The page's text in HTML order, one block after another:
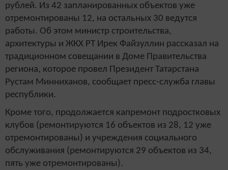
рублей. Из 42 запланированных объектов уже
отремонтированы 12, на остальных 30 ведутся
работы. Об этом министр строительства,
архитектуры и ЖКХ РТ Ирек Файзуллин рассказал на
традиционном совещании в Доме Правительства
региона, которое провел Президент Татарстана
Рустам Минниханов, сообщает пресс-служба главы
республики.
Кроме того, продолжается капремонт подростковых
клубов (ремонтируются 16 объектов из 28, 12 уже
отремонтированы) и учреждения социального
обслуживания (ремонтируются 29 объектов из 34,
пять уже отремонтированы).